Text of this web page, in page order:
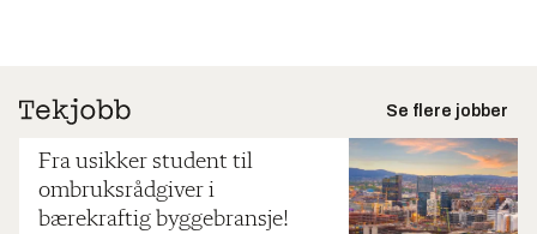
Se flere jobber
Fra usikker student til
ombruksrådgiver i
bærekraftig byggebransje!